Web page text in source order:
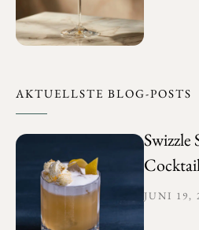
AKTUELLSTE BLOG-POSTS
Swizzle
JUNI 19,